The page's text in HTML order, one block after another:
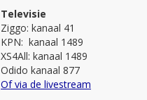
Televisie
Ziggo: kanaal 41
KPN: kanaal 1489
XS4All: kanaal 1489
Odido kanaal 877
Of via de livestream